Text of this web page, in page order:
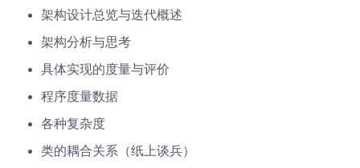
架构设计总览与迭代概述
架构分析与思考
具体实现的度量与评价
程序度量数据
各种复杂度
类的耦合关系（纸上谈兵）